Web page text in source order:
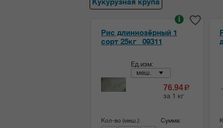
Кукурузная крупа
Рис длиннозёрный 1
сорт 25кг _09311
i
Ед.изм:
меш.
76.94c
за 1 кг
Кол-во (меш.): Сумма: